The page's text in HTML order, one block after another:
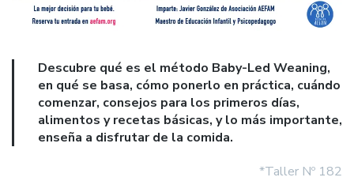
Descubre qué es el método Baby-Led Weaning,
en qué se basa, cómo ponerlo en práctica, cuándo
comenzar, consejos para los primeros días,
alimentos y recetas básicas, y lo más importante,
enseña a disfrutar de la comida.
*Taller Nº 182